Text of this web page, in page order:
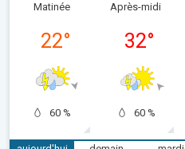
Matinée
22°
60 %
Après-midi
32°
60 %